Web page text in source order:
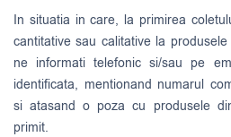
In situatia in care, la primirea
cantitative sau calitative la
ne informati telefonic si/sau pe
identificata, mentionand numarul
si atasand o poza cu produsele
primit.